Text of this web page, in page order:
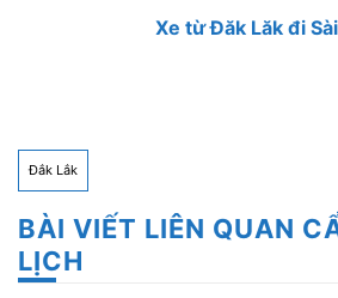
Xe từ Đăk Lăk đi
Đắk Lắk
BÀI VIẾT LIÊN QUAN
LỊCH